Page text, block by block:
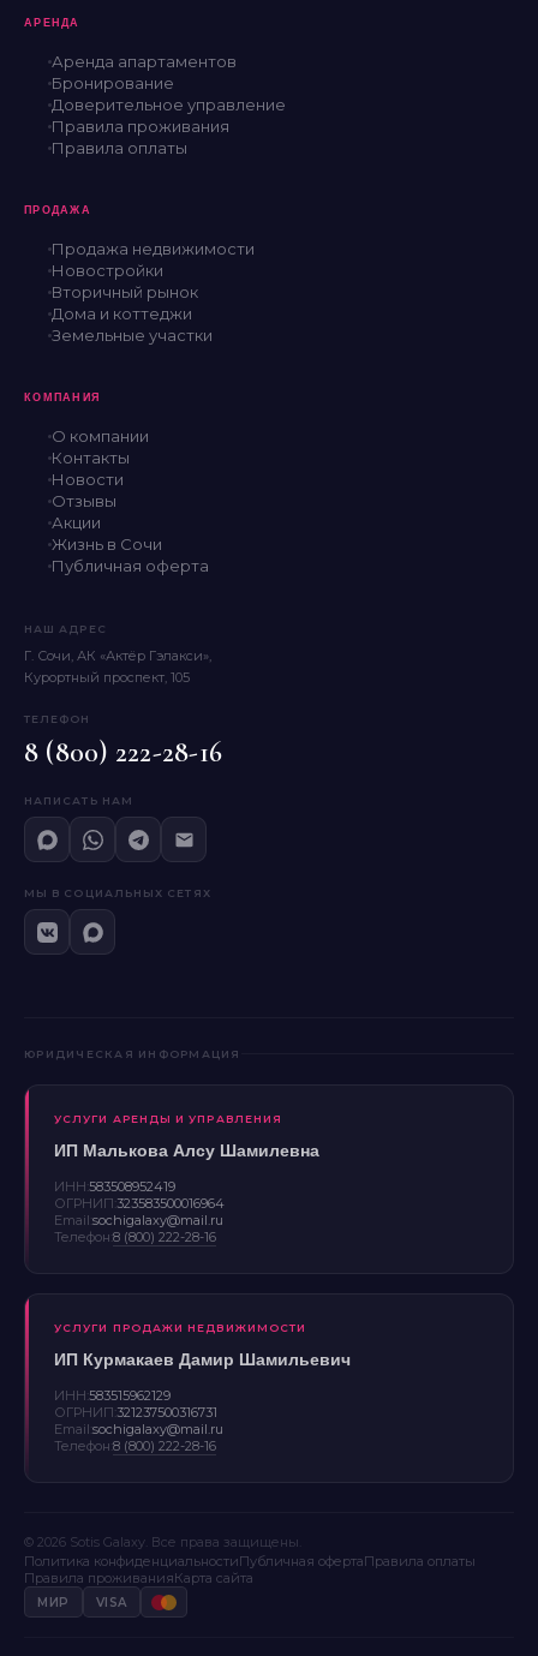
АРЕНДА
Аренда апартаментов
Бронирование
Доверительное управление
Правила проживания
Правила оплаты
ПРОДАЖА
Продажа недвижимости
Новостройки
Вторичный рынок
Дома и коттеджи
Земельные участки
КОМПАНИЯ
О компании
Контакты
Новости
Отзывы
Акции
Жизнь в Сочи
Публичная оферта
НАШ АДРЕС
Г. Сочи, АК «Актёр Гэлакси»,
Курортный проспект, 105
ТЕЛЕФОН
8 (800) 222-28-16
НАПИСАТЬ НАМ
МЫ В СОЦИАЛЬНЫХ СЕТЯХ
ЮРИДИЧЕСКАЯ ИНФОРМАЦИЯ
УСЛУГИ АРЕНДЫ И УПРАВЛЕНИЯ
ИП Малькова Алсу Шамилевна
ИНН:583508952419
ОГРНИП:323583500016964
Email:sochigalaxy@mail.ru
Телефон:8 (800) 222-28-16
УСЛУГИ ПРОДАЖИ НЕДВИЖИМОСТИ
ИП Курмакаев Дамир Шамильевич
ИНН:583515962129
ОГРНИП:321237500316731
Email:sochigalaxy@mail.ru
Телефон:8 (800) 222-28-16
© 2026 Sotis Galaxy. Все права защищены.
Политика конфиденциальностиПубличная офертаПравила оплаты
Правила проживанияКарта сайта
МИР VISA